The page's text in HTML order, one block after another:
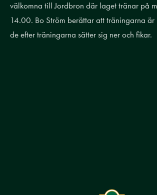
välkomna till Jordbron där laget tränar på
14.00. Bo Ström berättar att träningarna är
de efter träningarna sätter sig ner och fikar.